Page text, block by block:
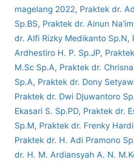
magelang 2022, Praktek dr.
Sp.BS, Praktek dr. Ainun
dr. Alfi Rizky Medikanto Sp.N,
Ardhestiro H. P. Sp.JP,
M.Sc Sp.A, Praktek dr.
Sp.A, Praktek dr. Dony
Praktek dr. Dwi Djuwantoro
Ekasari S. Sp.PD, Praktek dr.
Sp.M, Praktek dr. Frenky
Praktek dr. H. Adi Pramono
dr. H. M. Ardiansyah A. N.